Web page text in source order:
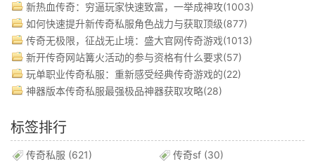
新热血传奇：穷逼玩家快速致富，一举成神攻(1003)
如何快速提升新传奇私服角色战力与获取顶级(877)
传奇无极限，征战无止境：盛大官网传奇游戏(1013)
新开传奇网站篝火活动的参与资格有什么要求(57)
玩单职业传奇私服：重新感受经典传奇游戏的(22)
神器版本传奇私服最强极品神器获取攻略(28)
标签排行
传奇私服 (621) 传奇sf (30)